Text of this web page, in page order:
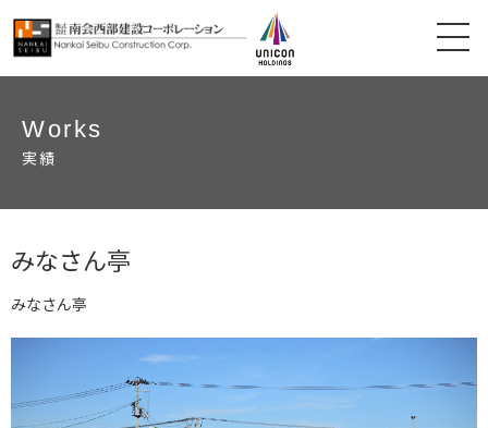
Works
実績
みなさん亭
みなさん亭